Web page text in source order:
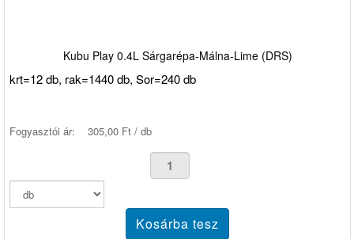
Kubu Play 0.4L Sárgarépa-Málna-Lime (DRS)
krt=12 db, rak=1440 db, Sor=240 db
Fogyasztói ár: 305,00 Ft / db